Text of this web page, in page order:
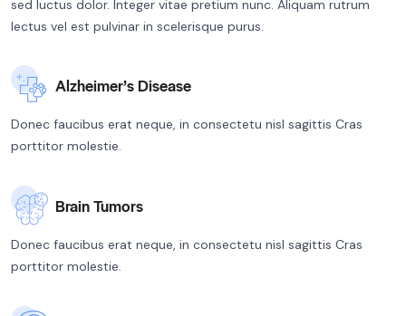
sed luctus dolor. Integer vitae pretium nunc. Aliquam rutrum
lectus vel est pulvinar in scelerisque purus.
Alzheimer’s Disease
Donec faucibus erat neque, in consectetu nisl sagittis Cras
porttitor molestie.
Brain Tumors
Donec faucibus erat neque, in consectetu nisl sagittis Cras
porttitor molestie.